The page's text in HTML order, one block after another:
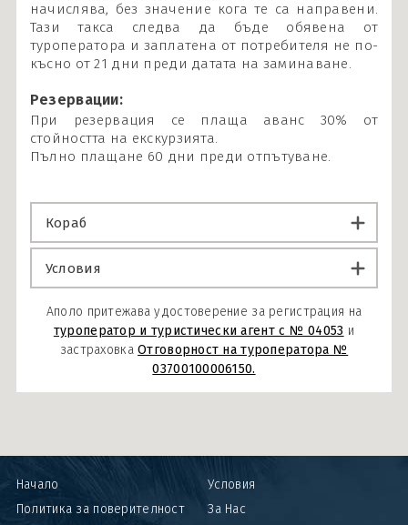
начислява, без значение кога те са направени.
Тази такса следва да бъде обявена от
туроператора и заплатена от потребителя не по-
късно от 21 дни преди датата на заминаване.
Резервации:
При резервация се плаща аванс 30% от
стойността на екскурзията.
Пълно плащане 60 дни преди отпътуване.
Кораб
Условия
Аполо притежава удостоверение за регистрация на
туроператор и туристически агент с № 04053 и
застраховкаОтговорност на туроператора №
03700100006150.
Начало
Условия
Политика за поверителност
За Нас